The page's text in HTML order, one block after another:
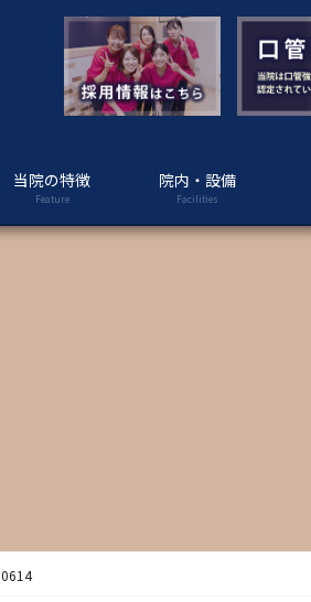
当院の特徴
Feature
院内・設備
Facilities
0614